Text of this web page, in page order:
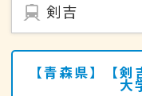
剣吉
【青森県】【
大